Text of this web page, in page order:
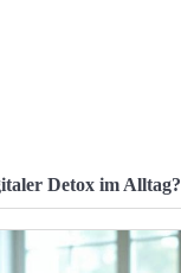
Detox im Alltag?